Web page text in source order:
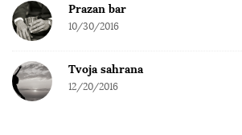
Prazan bar
10/30/2016
Tvoja sahrana
12/20/2016